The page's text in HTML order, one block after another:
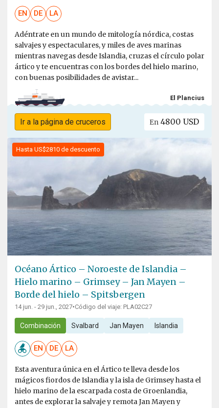
EN DE LA
Adéntrate en un mundo de mitología nórdica, costas
salvajes y espectaculares, y miles de aves marinas
mientras navegas desde Islandia, cruzas el círculo polar
ártico y te encuentras con los bordes del hielo marino,
con buenas posibilidades de avistar...
El Plancius
Ir a la página de cruceros En 4800 USD
Hasta US$2810 de descuento
Océano Ártico – Noroeste de Islandia –
Hielo marino – Grimsey – Jan Mayen –
Borde del hielo – Spitsbergen
14 jun. - 29 jun., 2027•Código del viaje: PLA02C27
Combinación Svalbard Jan Mayen Islandia
EN DE LA
Esta aventura única en el Ártico te lleva desde los
mágicos fiordos de Islandia y la isla de Grimsey hasta el
hielo marino de la escarpada costa de Groenlandia,
antes de explorar la salvaje y remota Jan Mayen y